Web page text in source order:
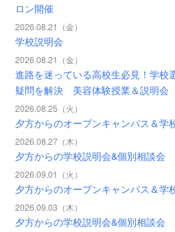
ロン開催
2026.08.21（金）
学校説明会
2026.08.21（金）
進路を迷っている高校生必見！学校
疑問を解決 美容体験授業＆説明会
2026.08.25（火）
夕方からのオープンキャンパス＆学
2026.08.27（木）
夕方からの学校説明会&個別相談会
2026.09.01（火）
夕方からのオープンキャンパス＆学
2026.09.03（木）
夕方からの学校説明会&個別相談会